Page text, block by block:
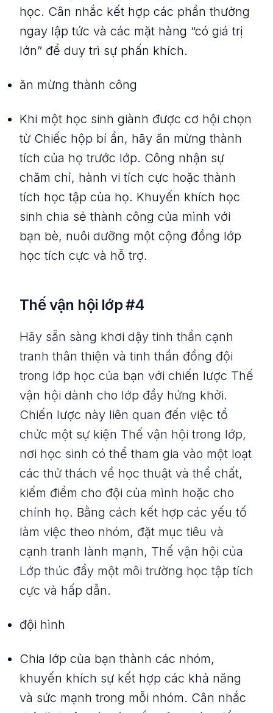
học. Cân nhắc kết hợp các phần thưởng
ngay lập tức và các mặt hàng “có giá trị
lớn” để duy trì sự phấn khích.
ăn mừng thành công
Khi một học sinh giành được cơ hội chọn
từ Chiếc hộp bí ẩn, hãy ăn mừng thành
tích của họ trước lớp. Công nhận sự
chăm chỉ, hành vi tích cực hoặc thành
tích học tập của họ. Khuyến khích học
sinh chia sẻ thành công của mình với
bạn bè, nuôi dưỡng một cộng đồng lớp
học tích cực và hỗ trợ.
Thế vận hội lớp #4
Hãy sẵn sàng khơi dậy tinh thần cạnh
tranh thân thiện và tinh thần đồng đội
trong lớp học của bạn với chiến lược Thế
vận hội dành cho lớp đầy hứng khởi.
Chiến lược này liên quan đến việc tổ
chức một sự kiện Thế vận hội trong lớp,
nơi học sinh có thể tham gia vào một loạt
các thử thách về học thuật và thể chất,
kiếm điểm cho đội của mình hoặc cho
chính họ. Bằng cách kết hợp các yếu tố
làm việc theo nhóm, đặt mục tiêu và
cạnh tranh lành mạnh, Thế vận hội của
Lớp thúc đẩy một môi trường học tập tích
cực và hấp dẫn.
đội hình
Chia lớp của bạn thành các nhóm,
khuyến khích sự kết hợp các khả năng
và sức mạnh trong mỗi nhóm. Cân nhắc